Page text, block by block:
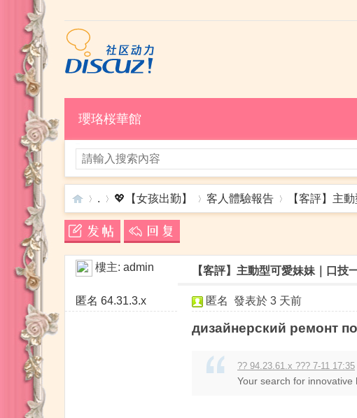
瓔珞桜華館
瓔»
.
›
💖【女孩出勤】
›
客人體驗報告
›
【客評】主
樓主: admin 【客評】主動型可愛妹妹｜口技
匿名 64.31.3.x 匿名 發表於 3 天前
дизайнерский ремонт
?? 94.23.61.x ??? 7-11 17:35
Your search for innovative